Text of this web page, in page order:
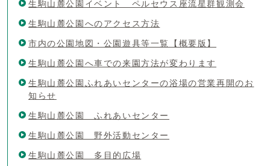
生駒山麓公園イベント ペルセウス座流星群観測会
生駒山麓公園へのアクセス方法
市内の公園地図・公園遊具等一覧【概要版】
生駒山麓公園へ車での来園方法が変わります
生駒山麓公園ふれあいセンターの浴場の営業再開のお
知らせ
生駒山麓公園 ふれあいセンター
生駒山麓公園 野外活動センター
生駒山麓公園 多目的広場